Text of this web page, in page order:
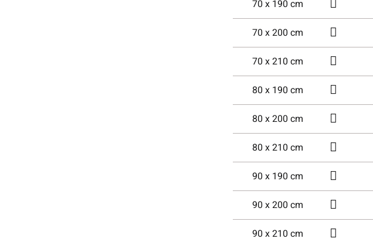
70 x 190 cm
70 x 200 cm
70 x 210 cm
80 x 190 cm
80 x 200 cm
80 x 210 cm
90 x 190 cm
90 x 200 cm
90 x 210 cm